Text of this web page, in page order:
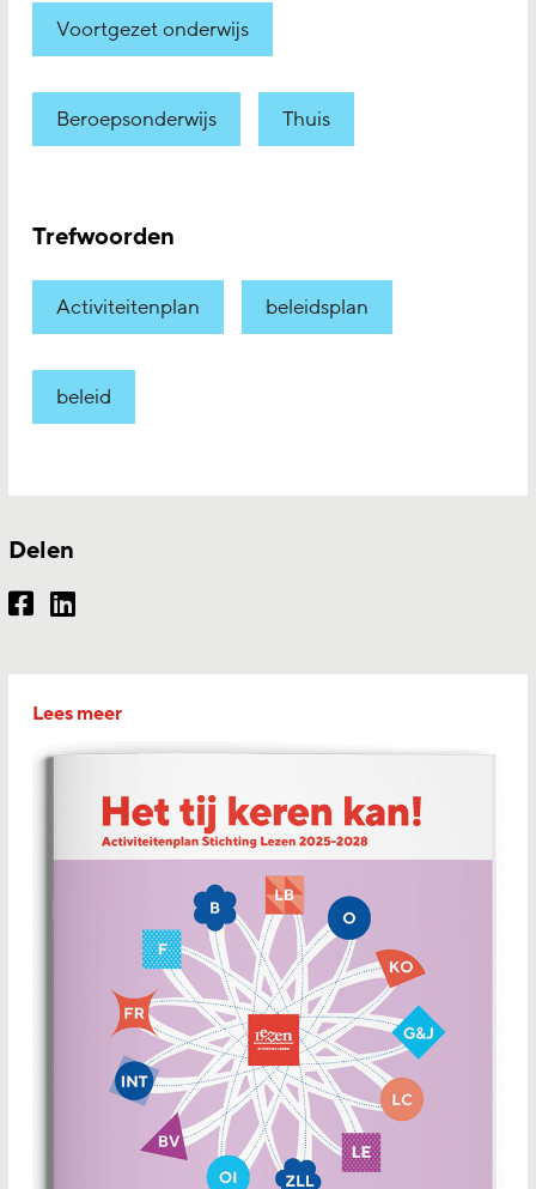
Lees meer
Voortgezet onderwijs
Beroepsonderwijs Thuis
Trefwoorden
Activiteitenplan beleidsplan
beleid
Delen